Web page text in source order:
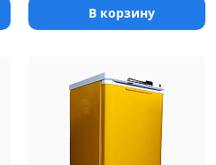
В корзину